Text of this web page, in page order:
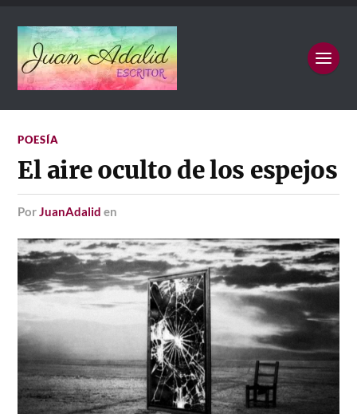
POESÍA
El aire oculto de los espejos
porJuanAdalid en